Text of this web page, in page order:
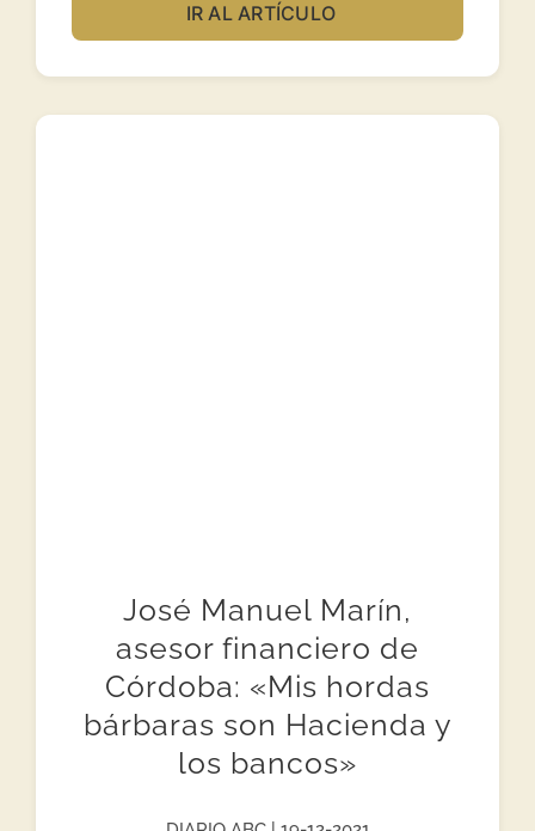
IR AL ARTÍCULO
José Manuel Marín,
asesor financiero de
Córdoba: «Mis hordas
bárbaras son Hacienda y
los bancos»